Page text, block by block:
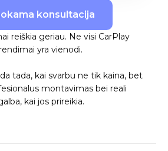
konsultacija
reiškia geriau. Ne visi CarPlay
yra vienodi.
tada, kai svarbu ne tik kaina, bet
montavimas bei reali
kai jos prireikia.